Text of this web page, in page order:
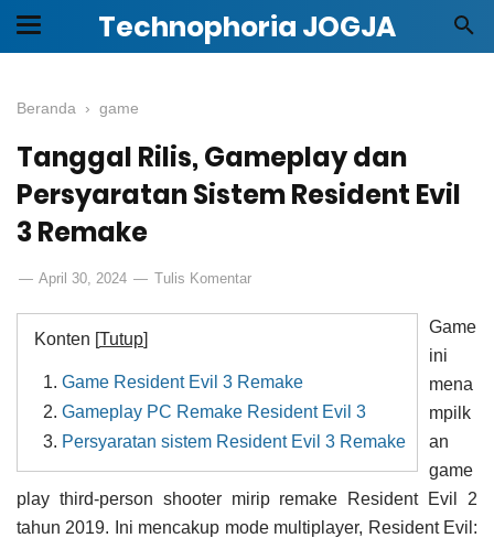
Technophoria JOGJA
Beranda › game
Tanggal Rilis, Gameplay dan
Persyaratan Sistem Resident Evil
3 Remake
April 30, 2024 Tulis Komentar
Konten [Tutup]
Game Resident Evil 3 Remake
Gameplay PC Remake Resident Evil 3
Persyaratan sistem Resident Evil 3 Remake
Game
ini
mena
mpilk
an
game
play third-person shooter mirip remake Resident Evil 2
tahun 2019. Ini mencakup mode multiplayer, Resident Evil: